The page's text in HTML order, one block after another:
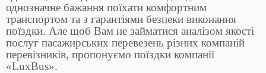
однозначне бажання поїхати комфортним
транспортом та з гарантіями безпеки виконання
поїздки. Але щоб Вам не займатися аналізом якості
послуг пасажирських перевезень різних компаній
перевізників, пропонуємо поїздки компанії
«LuxBus».